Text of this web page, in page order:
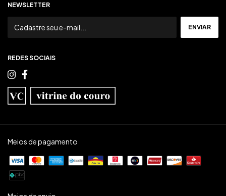
NEWSLETTER
REDES SOCIAIS
Meios de pagamento